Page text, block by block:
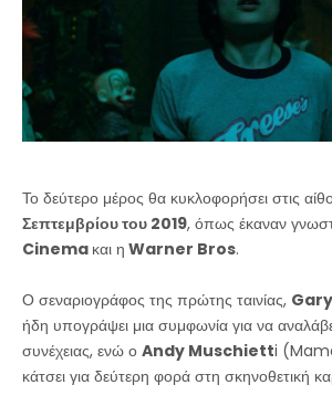
Το δεύτερο μέρος θα κυκλοφορήσει στις
Σεπτεμβρίου του 2019, όπως έκαναν
Cinema και η Warner Bros.
Ο σεναριογράφος της πρώτης ταινίας,
ήδη υπογράψει μια συμφωνία για να
συνέχειας, ενώ ο Andy Muschietti
κάτσει για δεύτερη φορά στη σκηνοθετική